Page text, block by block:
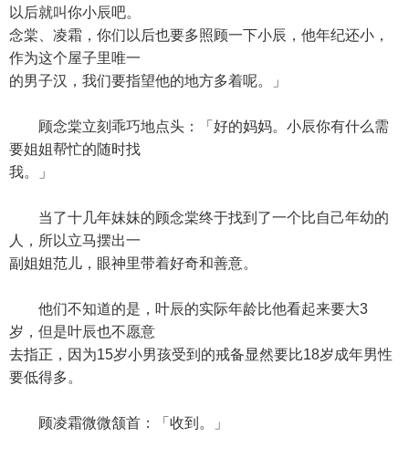
以后就叫你小辰吧。
念棠、凌霜，你们以后也要多照顾一下小辰，他年纪还小，
作为这个屋子里唯一
的男子汉，我们要指望他的地方多着呢。」
顾念棠立刻乖巧地点头：「好的妈妈。小辰你有什么需
要姐姐帮忙的随时找
我。」
当了十几年妹妹的顾念棠终于找到了一个比自己年幼的
人，所以立马摆出一
副姐姐范儿，眼神里带着好奇和善意。
他们不知道的是，叶辰的实际年龄比他看起来要大3
岁，但是叶辰也不愿意
去指正，因为15岁小男孩受到的戒备显然要比18岁成年男性
要低得多。
顾凌霜微微颔首：「收到。」